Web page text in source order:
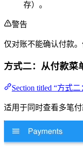
存）。
警告
仅对账不能确认付款
方式二：从付款菜
Section titled “方式
适用于同时查看多笔付